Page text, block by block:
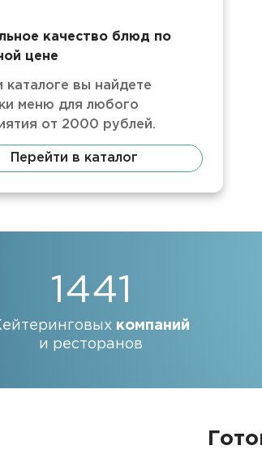
качество блюд по
цене
каталоге вы найдете
меню для любого
от 2000 рублей.
Перейти в каталог
1441
компаний
и ресторанов